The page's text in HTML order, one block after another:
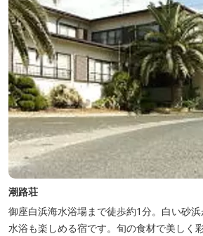
潮路荘
御座白浜海水浴場まで徒歩約1分。白い砂
水浴も楽しめる宿です。旬の食材で美しく